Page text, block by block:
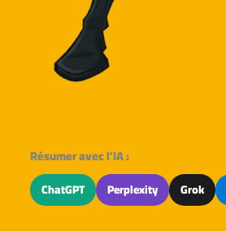
Résumer avec l'IA :
ChatGPT Perplexity Grok